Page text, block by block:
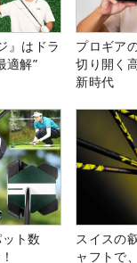
』はドラ
適解”
プロギア
切り開く
新時代
ト数
スイスの
ャフトで